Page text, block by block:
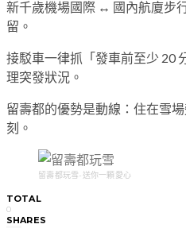
新千歲機場國際 ↔ 國內航廈步
留。
接駁車一律抓「發車前至少 20
理突發狀況。
留壽都的優勢是動線：住在雪
刻。
留壽都玩雪-送你一顆愛心
TOTAL
0
SHARES